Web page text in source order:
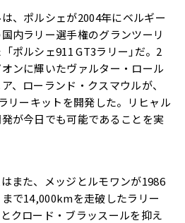
、ポルシェが2004年にベルギー
内ラリー選手権のグランツーリ
ポルシェ911 GT3ラリー｣だ。2
ンに輝いたヴァルター・ロール
、ローランド・クスマウルが、
リーキットを開発した。リヒャル
が今日でも可能であることを実
また、メッジとルモワンが1986
で14,000kmを走破したラリー
クロード・ブラッスールを抑え